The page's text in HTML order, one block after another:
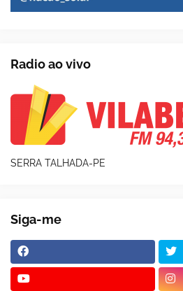
Radio ao vivo
SERRA TALHADA-PE
Siga-me